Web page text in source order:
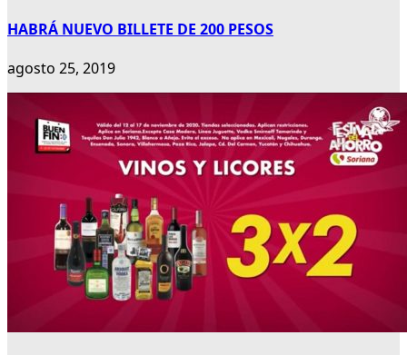
HABRÁ NUEVO BILLETE DE 200 PESOS
agosto 25, 2019